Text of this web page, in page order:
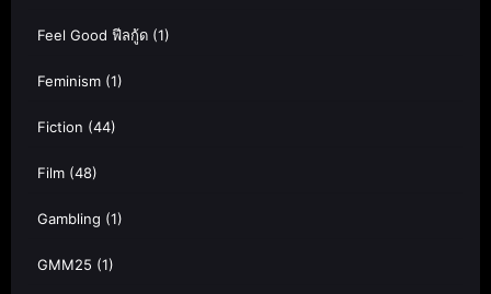
Feel Good ฟีลกู้ด (1)
Feminism (1)
Fiction (44)
Film (48)
Gambling (1)
GMM25 (1)